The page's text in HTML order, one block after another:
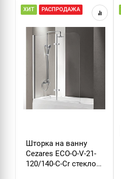
ХИТ РАСПРОДАЖА
Шторка на ванну
Cezares ECO-O-V-21-
120/140-C-Cr стекло